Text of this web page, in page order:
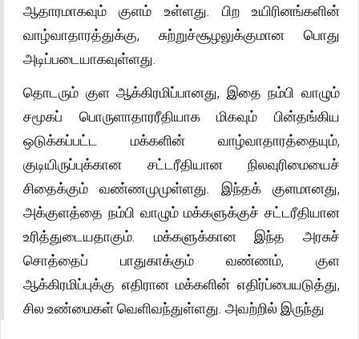
ஆதாரமாகவும் குளம் உள்ளது. பிற உயிரினங்களின்
வாழ்வாதாரத்துக்கு, சுற்றுச்சூழலுக்குமான பொது
அடிப்படையாகவுள்ளது.
தொடரும் குள ஆக்கிரமிப்பானது, இதை நம்பி வாழும்
சமூகப் பொருளாதாரரீதியாக மிகவும் பின்தங்கிய
ஒடுக்கப்பட்ட மக்களின் வாழ்வாதாரத்தையும்,
குடியிருப்புக்கான சட்டரீதியான நிலவுரிமையைச்
சிதைக்கும் வண்ணமுமுள்ளது. இந்தக் குளமானது,
அக்குளத்தை நம்பி வாழும் மக்களுக்குச் சட்டரீதியான
உரித்துடையதாகும். மக்களுக்கான இந்த அரசுச்
சொத்தைப் பாதுகாக்கும் வண்ணம், குள
ஆக்கிரமிப்புக்கு எதிரான மக்களின் எதிர்ப்பையடுத்து,
சில உண்மைகள் வெளிவந்துள்ளது. அவற்றில் இருந்து